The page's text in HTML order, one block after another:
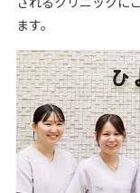
ます。